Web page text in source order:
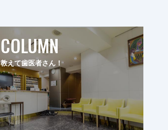
COLUMN
教えて歯医者さん！